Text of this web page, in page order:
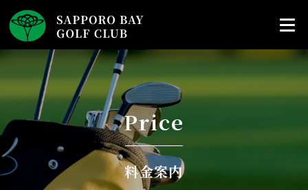
Price
料金案内